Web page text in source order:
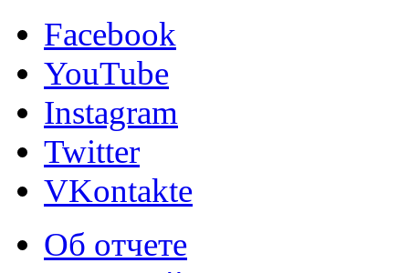
Facebook
YouTube
Instagram
Twitter
VKontakte
Об отчете